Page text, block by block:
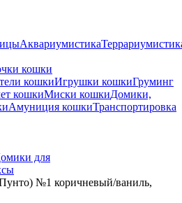
Аквариумистика
кошки
кошкиИгрушки кошкиГруминг
кошкиМиски кошкиДомики,
Амуниция кошкиТранспортировка
для
№1 коричневый/ваниль,